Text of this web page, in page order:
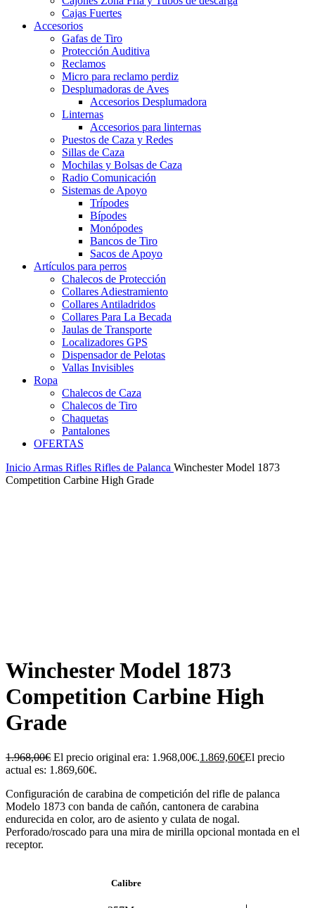
Cajas Fuertes
Accesorios
Gafas de Tiro
Protección Auditiva
Reclamos
Micro para reclamo perdiz
Desplumadoras de Aves
Accesorios Desplumadora
Linternas
Accesorios para linternas
Puestos de Caza y Redes
Sillas de Caza
Mochilas y Bolsas de Caza
Radio Comunicación
Sistemas de Apoyo
Trípodes
Bípodes
Monópodes
Bancos de Tiro
Sacos de Apoyo
Artículos para perros
Chalecos de Protección
Collares Adiestramiento
Collares Antiladridos
Collares Para La Becada
Jaulas de Transporte
Localizadores GPS
Dispensador de Pelotas
Vallas Invisibles
Ropa
Chalecos de Caza
Chalecos de Tiro
Chaquetas
Pantalones
OFERTAS
Inicio Armas Rifles Rifles de Palanca Winchester Model 1873
Competition Carbine High Grade
Winchester Model 1873
Competition Carbine High
Grade
1.968,00€ El precio original era: 1.968,00€.1.869,60€El precio
actual es: 1.869,60€.
Configuración de carabina de competición del rifle de palanca
Modelo 1873 con banda de cañón, cantonera de carabina
endurecida en color, aro de asiento y culata de nogal.
Perforado/roscado para una mira de mirilla opcional montada en el
receptor.
Calibre